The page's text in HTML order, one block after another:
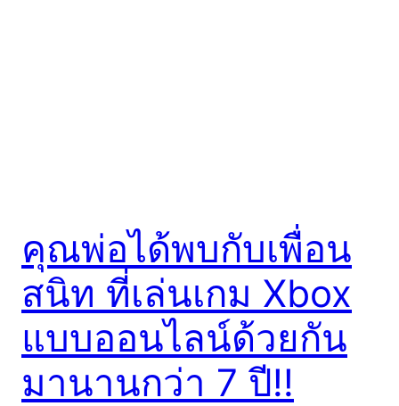
คุณพ่อได้พบกับเพื่อน
สนิท ที่เล่นเกม Xbox
แบบออนไลน์ด้วยกัน
มานานกว่า 7 ปี!!